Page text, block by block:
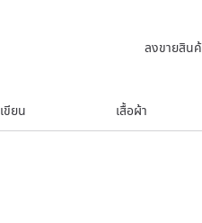
ลงขายสิน
ขียน เสื้อผ้า